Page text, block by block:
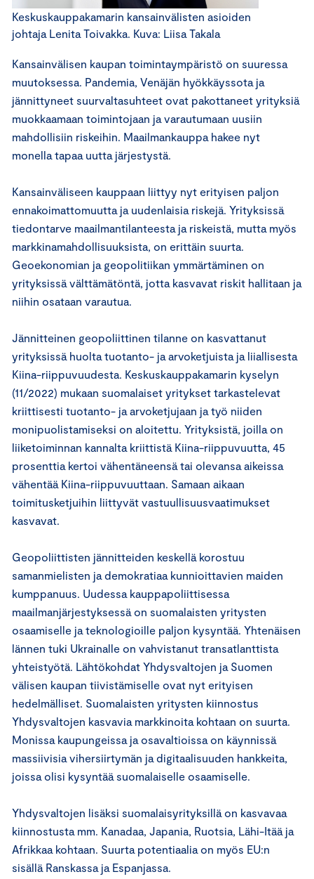
Keskuskauppakamarin kansainvälisten asioiden
johtaja Lenita Toivakka. Kuva: Liisa Takala
Kansainvälisen kaupan toimintaympäristö on suuressa
muutoksessa. Pandemia, Venäjän hyökkäyssota ja
jännittyneet suurvaltasuhteet ovat pakottaneet yrityksiä
muokkaamaan toimintojaan ja varautumaan uusiin
mahdollisiin riskeihin. Maailmankauppa hakee nyt
monella tapaa uutta järjestystä.
Kansainväliseen kauppaan liittyy nyt erityisen paljon
ennakoimattomuutta ja uudenlaisia riskejä. Yrityksissä
tiedontarve maailmantilanteesta ja riskeistä, mutta myös
markkinamahdollisuuksista, on erittäin suurta.
Geoekonomian ja geopolitiikan ymmärtäminen on
yrityksissä välttämätöntä, jotta kasvavat riskit hallitaan ja
niihin osataan varautua.
Jännitteinen geopoliittinen tilanne on kasvattanut
yrityksissä huolta tuotanto- ja arvoketjuista ja liiallisesta
Kiina-riippuvuudesta. Keskuskauppakamarin kyselyn
(11/2022) mukaan suomalaiset yritykset tarkastelevat
kriittisesti tuotanto- ja arvoketjujaan ja työ niiden
monipuolistamiseksi on aloitettu. Yrityksistä, joilla on
liiketoiminnan kannalta kriittistä Kiina-riippuvuutta, 45
prosenttia kertoi vähentäneensä tai olevansa aikeissa
vähentää Kiina-riippuvuuttaan. Samaan aikaan
toimitusketjuihin liittyvät vastuullisuusvaatimukset
kasvavat.
Geopoliittisten jännitteiden keskellä korostuu
samanmielisten ja demokratiaa kunnioittavien maiden
kumppanuus. Uudessa kauppapoliittisessa
maailmanjärjestyksessä on suomalaisten yritysten
osaamiselle ja teknologioille paljon kysyntää. Yhtenäisen
lännen tuki Ukrainalle on vahvistanut transatlanttista
yhteistyötä. Lähtökohdat Yhdysvaltojen ja Suomen
välisen kaupan tiivistämiselle ovat nyt erityisen
hedelmälliset. Suomalaisten yritysten kiinnostus
Yhdysvaltojen kasvavia markkinoita kohtaan on suurta.
Monissa kaupungeissa ja osavaltioissa on käynnissä
massiivisia vihersiirtymän ja digitaalisuuden hankkeita,
joissa olisi kysyntää suomalaiselle osaamiselle.
Yhdysvaltojen lisäksi suomalaisyrityksillä on kasvavaa
kiinnostusta mm. Kanadaa, Japania, Ruotsia, Lähi-Itää ja
Afrikkaa kohtaan. Suurta potentiaalia on myös EU:n
sisällä Ranskassa ja Espanjassa.